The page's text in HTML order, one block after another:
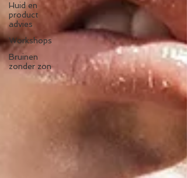
Huid en
product
advies
Workshops
Bruinen
zonder zon